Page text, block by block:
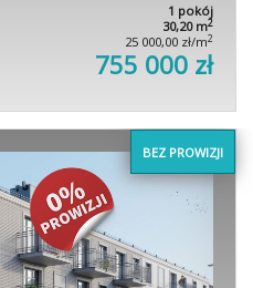
1 pokój
30,20 m2
25 000,00 zł/m2
755 000 zł
BEZ PROWIZJI